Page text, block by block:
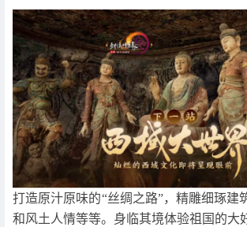
打造原汁原味的“丝绸之路”，精雕细琢建
和风土人情等等。身临其境体验祖国的大